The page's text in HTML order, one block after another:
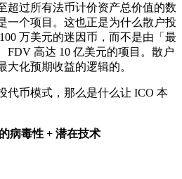
过所有法币计价资产总价值的数
个项目。这也正是为什么散户投
万美元的迷因币，而不是由「最
FDV 高达 10 亿美元的项目。散户
化预期收益的逻辑的。
代币模式，那么是什么让 ICO 本
病毒性 + 潜在技术